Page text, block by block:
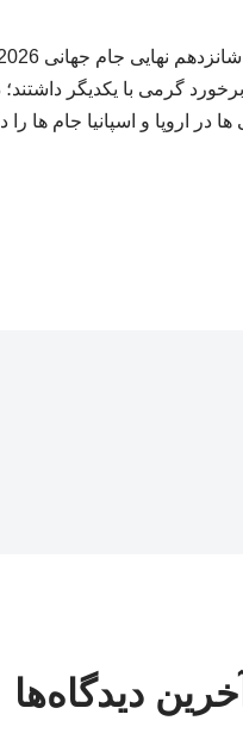
گرمی با یکدیگر
و اسپانیا جام ها را درو
آخرین دیدگاه‌ها